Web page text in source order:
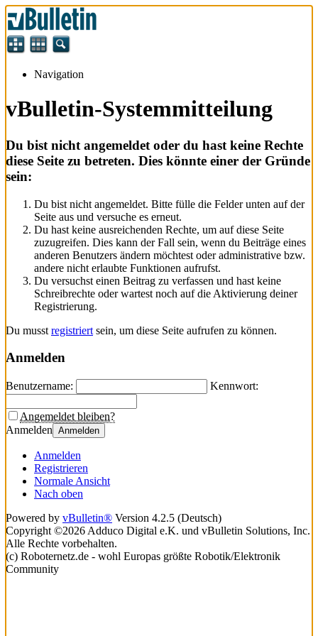
Navigation
vBulletin-Systemmitteilung
Du bist nicht angemeldet oder du hast keine Rechte
diese Seite zu betreten. Dies könnte einer der Gründe
sein:
Du bist nicht angemeldet. Bitte fülle die Felder unten auf der
Seite aus und versuche es erneut.
Du hast keine ausreichenden Rechte, um auf diese Seite
zuzugreifen. Dies kann der Fall sein, wenn du Beiträge eines
anderen Benutzers ändern möchtest oder administrative bzw.
andere nicht erlaubte Funktionen aufrufst.
Du versuchst einen Beitrag zu verfassen und hast keine
Schreibrechte oder wartest noch auf die Aktivierung deiner
Registrierung.
Du musst registriert sein, um diese Seite aufrufen zu können.
Anmelden
Benutzername: Kennwort:
Angemeldet bleiben?
Anmelden Anmelden
Anmelden
Registrieren
Normale Ansicht
Nach oben
Powered by vBulletin® Version 4.2.5 (Deutsch)
Copyright ©2026 Adduco Digital e.K. und vBulletin Solutions, Inc.
Alle Rechte vorbehalten.
(c) Roboternetz.de - wohl Europas größte Robotik/Elektronik
Community